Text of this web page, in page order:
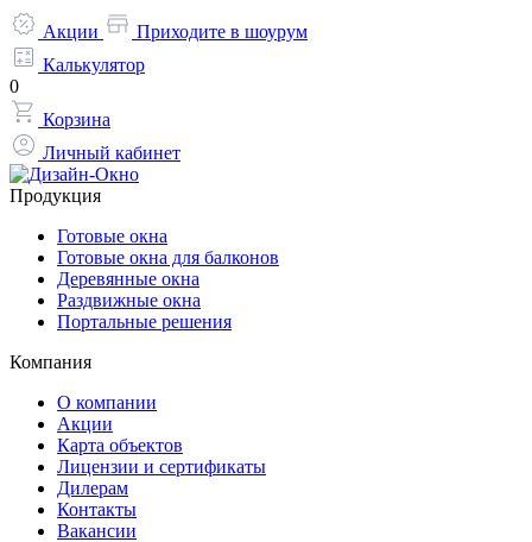
Акции
Приходите в шоурум
Калькулятор
0
Корзина
Личный кабинет
Продукция
Готовые окна
Готовые окна для балконов
Деревянные окна
Раздвижные окна
Портальные решения
Компания
О компании
Акции
Карта объектов
Лицензии и сертификаты
Дилерам
Контакты
Вакансии